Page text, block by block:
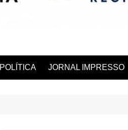
POLÍTICA JORNAL IMPRESSO